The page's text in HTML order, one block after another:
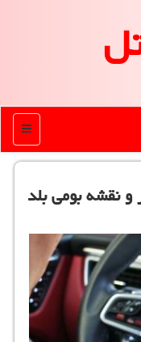
منو
و نقشه بومی بلد